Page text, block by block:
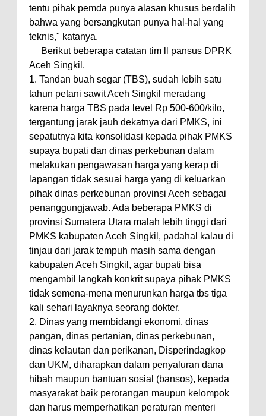
tentu pihak pemda punya alasan khusus berdalih
bahwa yang bersangkutan punya hal-hal yang
teknis," katanya.
Berikut beberapa catatan tim ll pansus DPRK
Aceh Singkil.
1. Tandan buah segar (TBS), sudah lebih satu
tahun petani sawit Aceh Singkil meradang
karena harga TBS pada level Rp 500-600/kilo,
tergantung jarak jauh dekatnya dari PMKS, ini
sepatutnya kita konsolidasi kepada pihak PMKS
supaya bupati dan dinas perkebunan dalam
melakukan pengawasan harga yang kerap di
lapangan tidak sesuai harga yang di keluarkan
pihak dinas perkebunan provinsi Aceh sebagai
penanggungjawab. Ada beberapa PMKS di
provinsi Sumatera Utara malah lebih tinggi dari
PMKS kabupaten Aceh Singkil, padahal kalau di
tinjau dari jarak tempuh masih sama dengan
kabupaten Aceh Singkil, agar bupati bisa
mengambil langkah konkrit supaya pihak PMKS
tidak semena-mena menurunkan harga tbs tiga
kali sehari layaknya seorang dokter.
2. Dinas yang membidangi ekonomi, dinas
pangan, dinas pertanian, dinas perkebunan,
dinas kelautan dan perikanan, Disperindagkop
dan UKM, diharapkan dalam penyaluran dana
hibah maupun bantuan sosial (bansos), kepada
masyarakat baik perorangan maupun kelompok
dan harus memperhatikan peraturan menteri